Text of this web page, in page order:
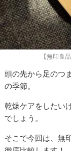
【無印良
頭の先から足のつ
の季節。
乾燥ケアをしたい
でしょう。
そこで今回は、無